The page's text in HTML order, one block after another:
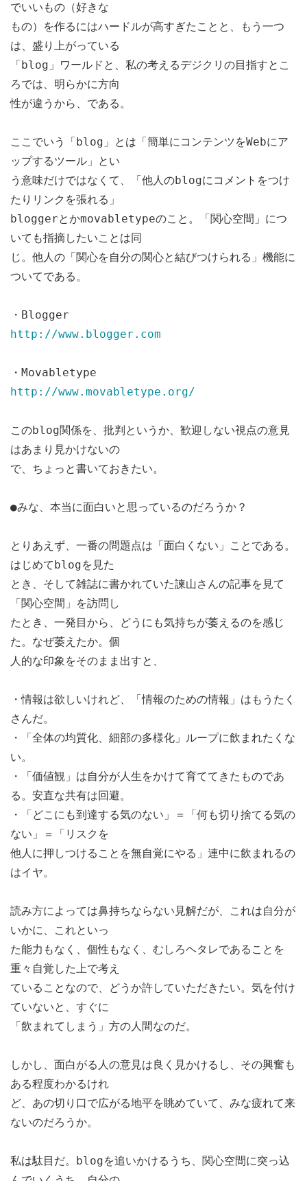
でいいもの（好きな
もの）を作るにはハードルが高すぎたことと、もう一つ
は、盛り上がっている
「blog」ワールドと、私の考えるデジクリの目指すとこ
ろでは、明らかに方向
性が違うから、である。
ここでいう「blog」とは「簡単にコンテンツをWebにア
ップするツール」とい
う意味だけではなくて、「他人のblogにコメントをつけ
たりリンクを張れる」
bloggerとかmovabletypeのこと。「関心空間」につ
いても指摘したいことは同
じ。他人の「関心を自分の関心と結びつけられる」機能に
ついてである。
・Blogger
http://www.blogger.com
・Movabletype
http://www.movabletype.org/
このblog関係を、批判というか、歓迎しない視点の意見
はあまり見かけないの
で、ちょっと書いておきたい。
●みな、本当に面白いと思っているのだろうか？
とりあえず、一番の問題点は「面白くない」ことである。
はじめてblogを見た
とき、そして雑誌に書かれていた諫山さんの記事を見て
「関心空間」を訪問し
たとき、一発目から、どうにも気持ちが萎えるのを感じ
た。なぜ萎えたか。個
人的な印象をそのまま出すと、
・情報は欲しいけれど、「情報のための情報」はもうたく
さんだ。
・「全体の均質化、細部の多様化」ループに飲まれたくな
い。
・「価値観」は自分が人生をかけて育ててきたものであ
る。安直な共有は回避。
・「どこにも到達する気のない」＝「何も切り捨てる気の
ない」＝「リスクを
他人に押しつけることを無自覚にやる」連中に飲まれるの
はイヤ。
読み方によっては鼻持ちならない見解だが、これは自分が
いかに、これといっ
た能力もなく、個性もなく、むしろヘタレであることを
重々自覚した上で考え
ていることなので、どうか許していただきたい。気を付け
ていないと、すぐに
「飲まれてしまう」方の人間なのだ。
しかし、面白がる人の意見は良く見かけるし、その興奮も
ある程度わかるけれ
ど、あの切り口で広がる地平を眺めていて、みな疲れて来
ないのだろうか。
私は駄目だ。blogを追いかけるうち、関心空間に突っ込